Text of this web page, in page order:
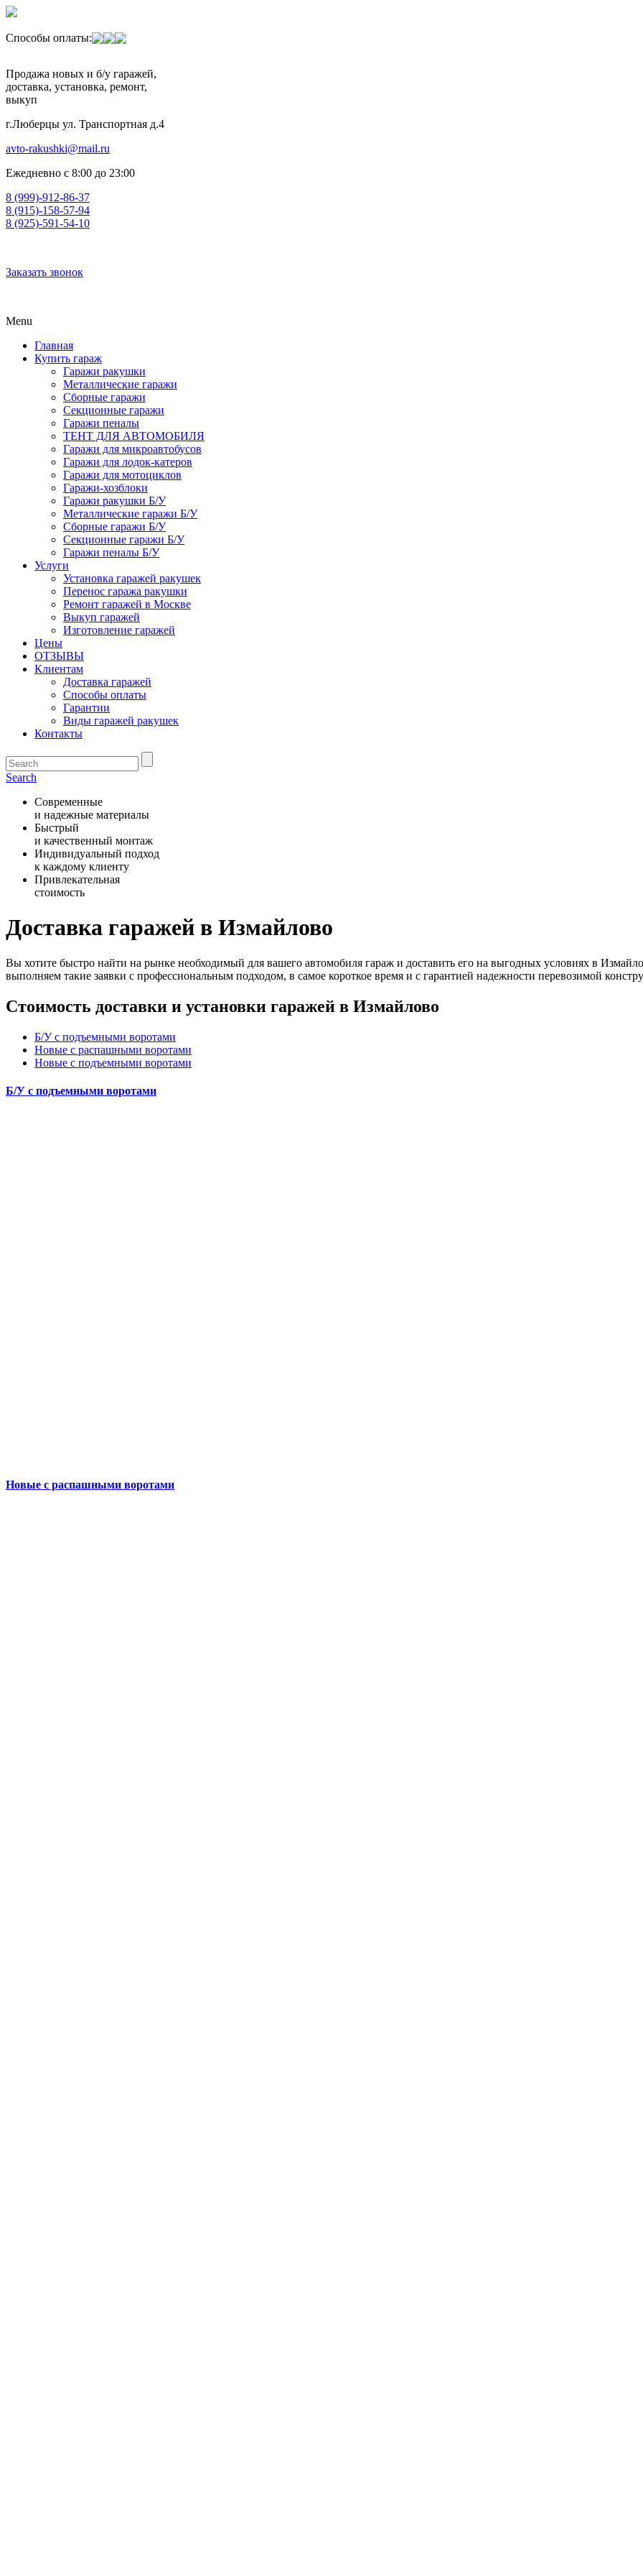
Способы оплаты:
Продажа новых и б/у гаражей,
доставка, установка, ремонт,
выкуп
г.Люберцы ул. Транспортная д.4
avto-rakushki@mail.ru
Ежедневно с 8:00 до 23:00
8 (999)-912-86-37
8 (915)-158-57-94
8 (925)-591-54-10
Заказать звонок
Menu
Главная
Купить гараж
Гаражи ракушки
Металлические гаражи
Сборные гаражи
Секционные гаражи
Гаражи пеналы
ТЕНТ ДЛЯ АВТОМОБИЛЯ
Гаражи для микроавтобусов
Гаражи для лодок-катеров
Гаражи для мотоциклов
Гаражи-хозблоки
Гаражи ракушки Б/У
Металлические гаражи Б/У
Сборные гаражи Б/У
Секционные гаражи Б/У
Гаражи пеналы Б/У
Услуги
Установка гаражей ракушек
Перенос гаража ракушки
Ремонт гаражей в Москве
Выкуп гаражей
Изготовление гаражей
Цены
ОТЗЫВЫ
Клиентам
Доставка гаражей
Способы оплаты
Гарантии
Виды гаражей ракушек
Контакты
Search
Современные
и надежные материалы
Быстрый
и качественный монтаж
Индивидуальный подход
к каждому клиенту
Привлекательная
стоимость
Доставка гаражей в Измайлово
Вы хотите быстро найти на рынке необходимый для вашего автомобиля гараж и доставить его на выгодных условиях в
выполняем такие заявки с профессиональным подходом, в самое короткое время и с гарантией надежности перевозимой
Стоимость доставки и установки гаражей в Измайлово
Б/У с подъемными воротами
Новые с распашными воротами
Новые с подъемными воротами
Б/У с подъемными воротами
Новые с распашными воротами